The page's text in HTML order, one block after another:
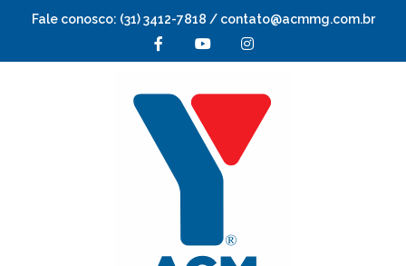
Fale conosco: (31) 3412-7818 / contato@acmmg.com.br